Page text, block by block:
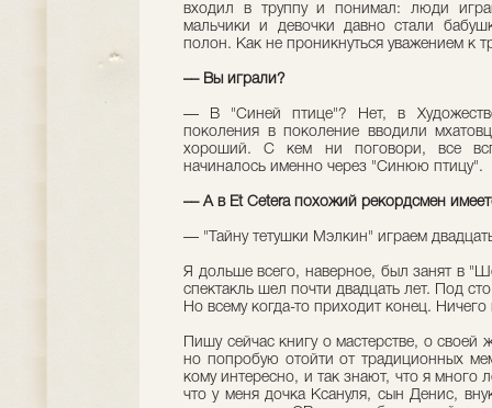
входил в труппу и понимал: люди
мальчики и девочки давно стали
полон. Как не проникнуться уважением к
–– Вы играли?
–– В "Синей птице"? Нет, в
поколения в поколение вводили
хороший. С кем ни поговори, все
начиналось именно через "Синюю птицу".
–– А в Et Cetera похожий рекордсмен
–– "Тайну тетушки Мэлкин" играем
Я дольше всего, наверное, был занят в
спектакль шел почти двадцать лет. Под
Но всему когда-то приходит конец.
Пишу сейчас книгу о мастерстве, о
но попробую отойти от традиционных
кому интересно, и так знают, что я много
что у меня дочка Ксануля, сын Денис,